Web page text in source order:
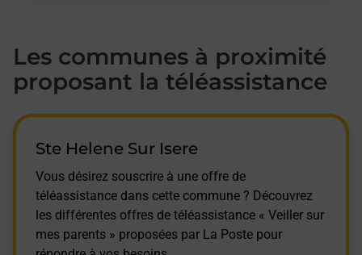
Les communes à proximité
proposant la téléassistance
Ste Helene Sur Isere
Vous désirez souscrire à une offre de
téléassistance dans cette commune ? Découvrez
les différentes offres de téléassistance « Veiller sur
mes parents » proposées par La Poste pour